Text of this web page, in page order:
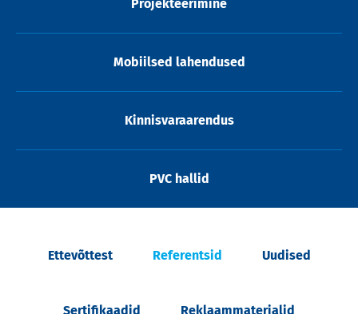
Projekteerimine
Mobiilsed lahendused
Kinnisvaraarendus
PVC hallid
Ettevõttest Referentsid Uudised
Sertifikaadid Reklaammaterjalid